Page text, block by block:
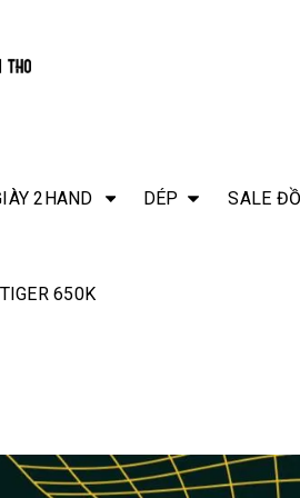
2HAND DÉP SALE
650K